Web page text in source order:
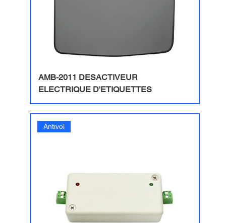
AMB-2011 DESACTIVEUR
ELECTRIQUE D'ETIQUETTES
Antivol